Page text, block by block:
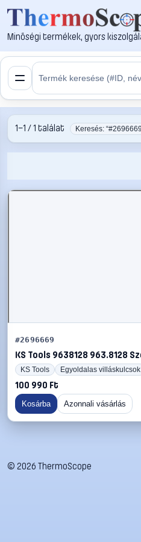
Minőségi termékek, gyors
1–1 / 1 találat Keresés:
#2696669
KS Tools 9638128 963.8128
KS Tools Egyoldalas villáskulcsok
100 990 Ft
Kosárba Azonnali vásárlás
© 2026 ThermoScope